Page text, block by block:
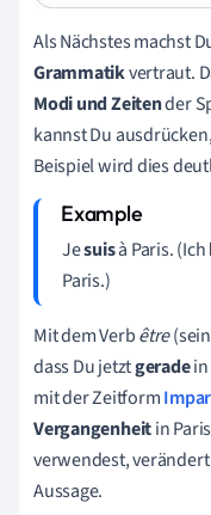
Als Nächstes machst
Grammatikvertraut.
Modi und Zeitender
kannst Du
Beispiel wird dies
Jesuisà Paris. (Ich
Paris.)
Mit dem Verbêtre
dass Du jetztgeradein
mit der Zeitform
Vergangenheitin
verwendest,
Aussage.